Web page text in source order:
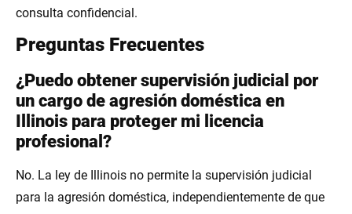
consulta confidencial.
Preguntas Frecuentes
¿Puedo obtener supervisión judicial por
un cargo de agresión doméstica en
Illinois para proteger mi licencia
profesional?
No. La ley de Illinois no permite la supervisión judicial
para la agresión doméstica, independientemente de que